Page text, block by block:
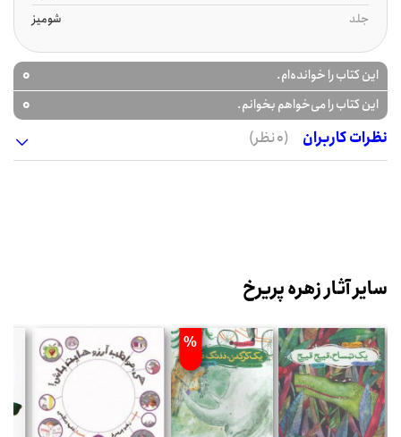
جلد
شومیز
این کتاب را خوانده‌ام. 0
این کتاب را می‌خواهم بخوانم.
0
نظرات کاربران
(0 نظر)
سایر آثار زهره پریرخ
%